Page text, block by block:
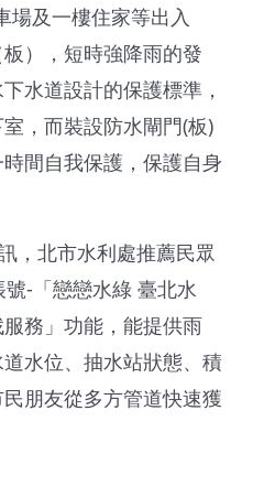
及一樓住家等出入
），短時強降雨的發
水道設計的保護標準，
，而裝設防水閘門(板)
間自我保護，保護自身
北市水利處推薦民眾
-「戀戀水綠 臺北水
務」功能，能提供雨
水位、抽水站狀態、積
朋友從多方管道快速獲